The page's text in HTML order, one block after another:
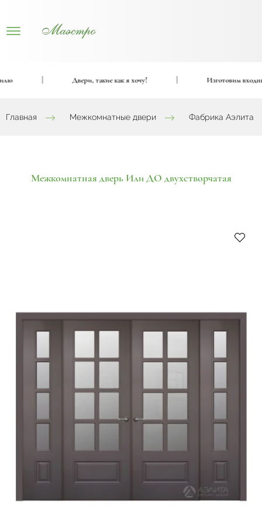
Двери, такие как я хочу! Изготовим входные
Главная Межкомнатные двери Фабрика Аэлита
Межкомнатная дверь Или ДО двухстворчатая